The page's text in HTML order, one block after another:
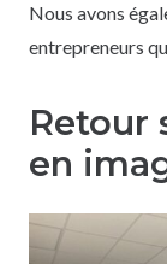
Nous avons
entrepreneurs
Retour
en